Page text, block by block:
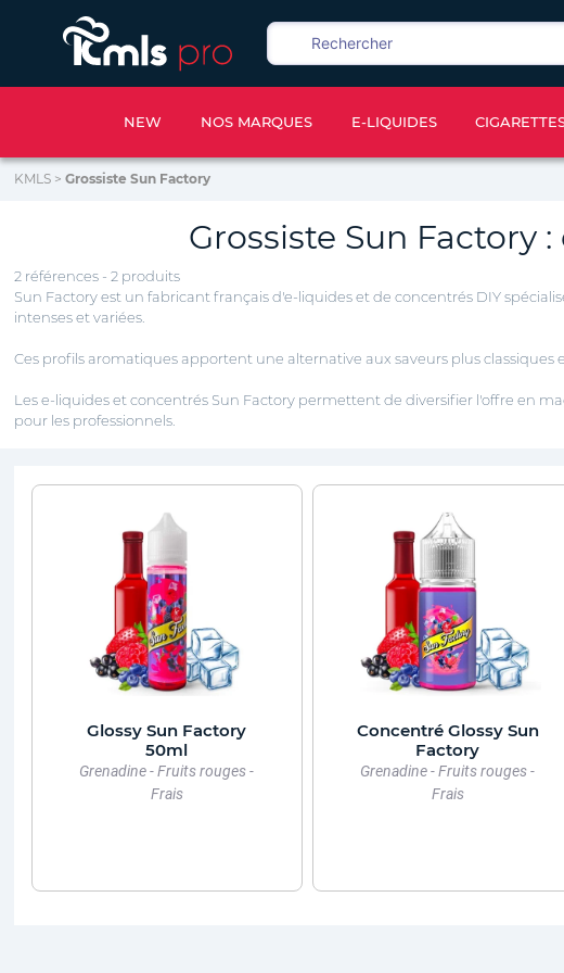
NEW NOS MARQUES E-LIQUIDES
KMLS > Grossiste Sun Factory
Grossiste Sun Factory
2 références - 2 produits
Sun Factory est un fabricant français d'e-liquides et de concentrés DIY
intenses et variées.
Ces profils aromatiques apportent une alternative aux saveurs plus
Les e-liquides et concentrés Sun Factory permettent de diversifier l'offre en
pour les professionnels.
Glossy Sun Factory
50ml
Grenadine - Fruits rouges -
Frais
Concentré Glossy Sun
Factory
Grenadine - Fruits rouges -
Frais